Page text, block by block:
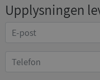
Upplysningen